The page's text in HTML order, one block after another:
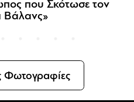
νύχτα στη Στοά
Φωτογραφίες